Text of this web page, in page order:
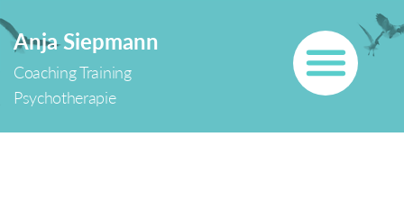
Zum
Inhalt
springen
Anja Siepmann
Coaching Training
Psychotherapie